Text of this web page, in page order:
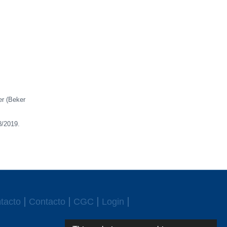
(Beker
2019.
Contacto CGC Login